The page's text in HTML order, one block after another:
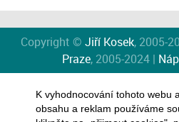
Copyright © Jiří Kosek, 2005-
Praze, 2005-2024 |
K vyhodnocování tohoto webu
obsahu a reklam používáme